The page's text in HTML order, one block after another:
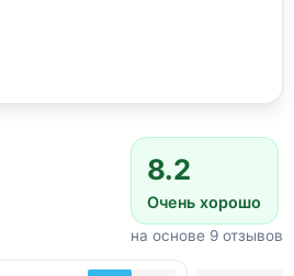
8.2
Очень хорошо
на основе 9 отзывов